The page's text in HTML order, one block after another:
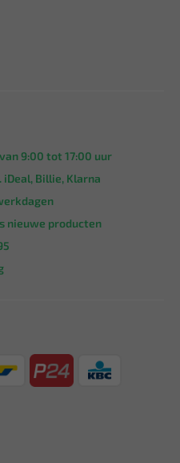
9:00 tot 17:00 uur
iDeal, Billie, Klarna
nieuwe producten